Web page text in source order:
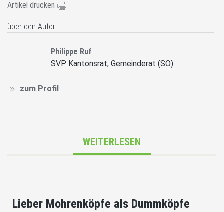
Artikel drucken
über den Autor
Philippe Ruf
SVP Kantonsrat, Gemeinderat (SO)
zum Profil
WEITERLESEN
Lieber Mohrenköpfe als Dummköpfe